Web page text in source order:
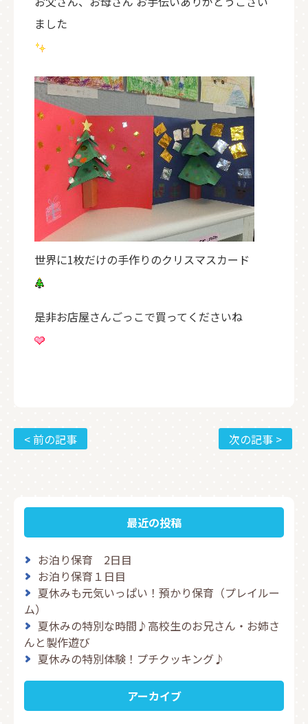
ました
世界に1枚だけの手作りのクリスマスカード
是非お店屋さんごっこで買ってくださいね
< 前の記事 次の記事 >
最近の投稿
お泊り保育 2日目
お泊り保育１日目
夏休みも元気いっぱい！預かり保育（プレイルー
ム）
夏休みの特別な時間♪高校生のお兄さん・お姉さ
んと製作遊び
夏休みの特別体験！プチクッキング♪
アーカイブ